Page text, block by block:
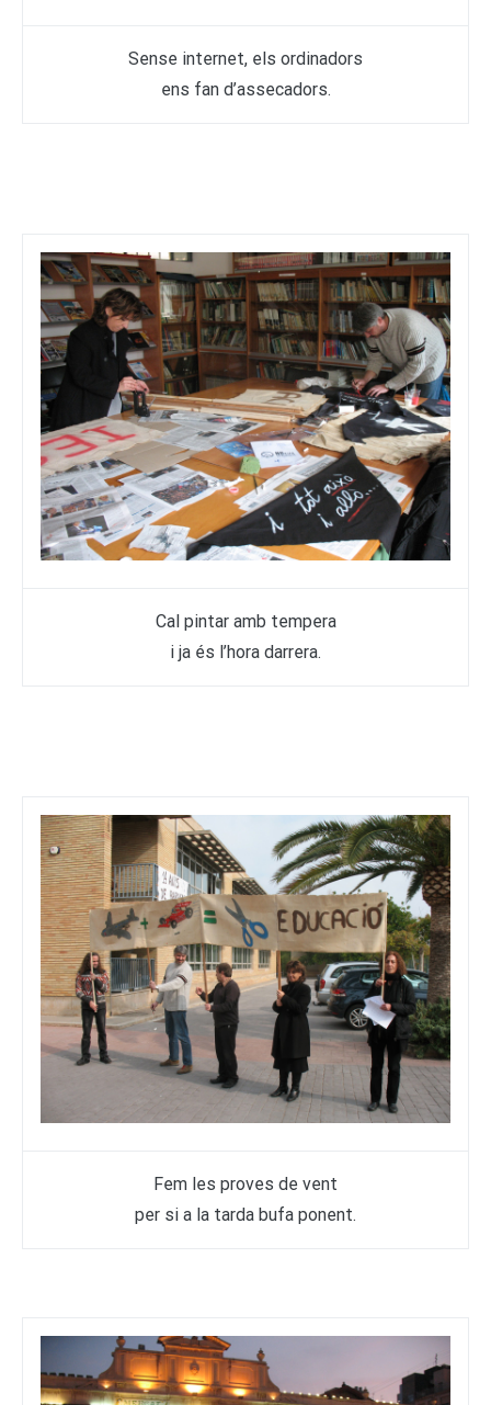
Sense internet, els ordinadors
ens fan d’assecadors.
Cal pintar amb tempera
i ja és l’hora darrera.
Fem les proves de vent
per si a la tarda bufa ponent.